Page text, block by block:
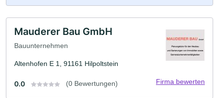
Mauderer Bau GmbH
Bauunternehmen
Altenhofen E 1, 91161 Hilpoltstein
0.0 (0 Bewertungen) Firma bewerten